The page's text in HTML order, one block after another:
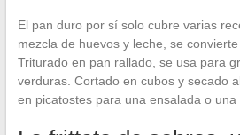
El pan duro por sí solo cubre varias
mezcla de huevos y leche, se
Triturado en pan rallado, se usa para
verduras. Cortado en cubos y secado
en picatostes para una ensalada o una